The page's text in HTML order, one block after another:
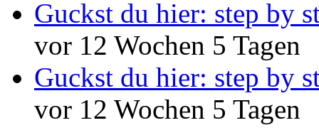
Guckst du hier: step by
vor 12 Wochen 5 Tagen
Guckst du hier: step by
vor 12 Wochen 5 Tagen